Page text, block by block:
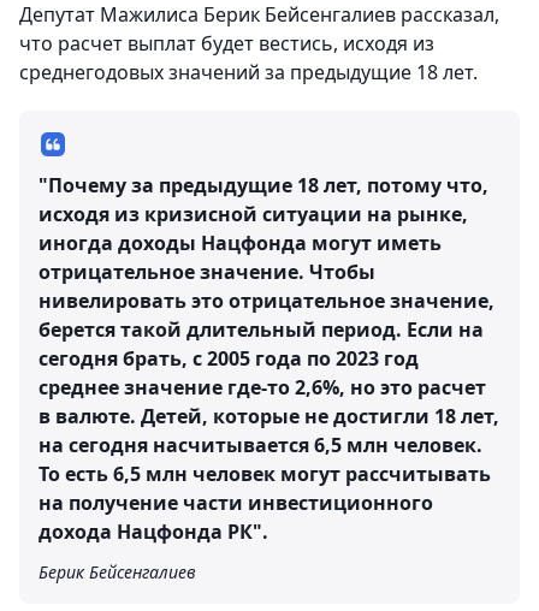
Депутат Мажилиса Берик Бейсенгалиев рассказал,
что расчет выплат будет вестись, исходя из
среднегодовых значений за предыдущие 18 лет.
"Почему за предыдущие 18 лет, потому что,
исходя из кризисной ситуации на рынке,
иногда доходы Нацфонда могут иметь
отрицательное значение. Чтобы
нивелировать это отрицательное значение,
берется такой длительный период. Если на
сегодня брать, с 2005 года по 2023 год
среднее значение где-то 2,6%, но это расчет
в валюте. Детей, которые не достигли 18 лет,
на сегодня насчитывается 6,5 млн человек.
То есть 6,5 млн человек могут рассчитывать
на получение части инвестиционного
дохода Нацфонда РК".
Берик Бейсенгалиев